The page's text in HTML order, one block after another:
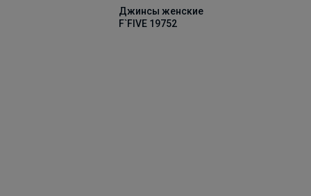
Джинсы женские
F`FIVE 19752